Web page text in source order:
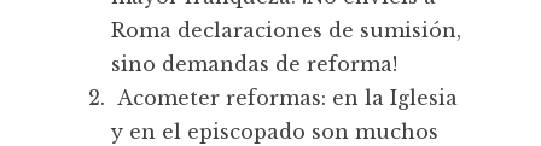
Roma declaraciones de sumisión,
sino demandas de reforma!
Acometer reformas: en la Iglesia
y en el episcopado son muchos